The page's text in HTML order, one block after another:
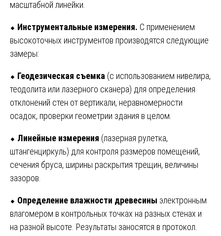
масштабной линейки.
⬥ Инструментальные измерения. С применением
высокоточных инструментов производятся следующие
замеры:
⬥ Геодезическая съемка (с использованием нивелира,
теодолита или лазерного сканера) для определения
отклонений стен от вертикали, неравномерности
осадок, проверки геометрии здания в целом.
⬥ Линейные измерения (лазерная рулетка,
штангенциркуль) для контроля размеров помещений,
сечения бруса, ширины раскрытия трещин, величины
зазоров.
⬥ Определение влажности древесины электронным
влагомером в контрольных точках на разных стенах и
на разной высоте. Результаты заносятся в протокол.